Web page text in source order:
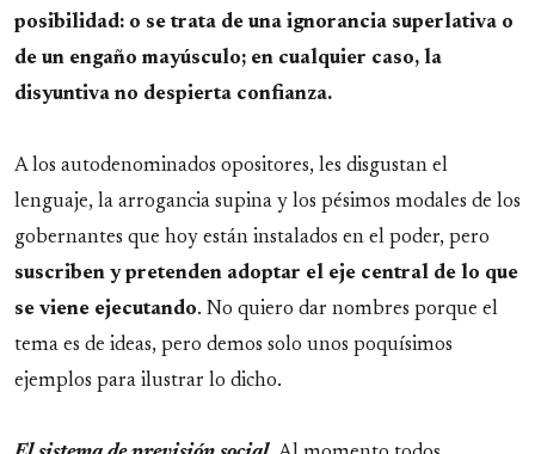
posibilidad: o se trata de una ignorancia superlativa o
de un engaño mayúsculo; en cualquier caso, la
disyuntiva no despierta confianza.
A los autodenominados opositores, les disgustan el
lenguaje, la arrogancia supina y los pésimos modales de los
gobernantes que hoy están instalados en el poder, pero
suscriben y pretenden adoptar el eje central de lo que
se viene ejecutando. No quiero dar nombres porque el
tema es de ideas, pero demos solo unos poquísimos
ejemplos para ilustrar lo dicho.